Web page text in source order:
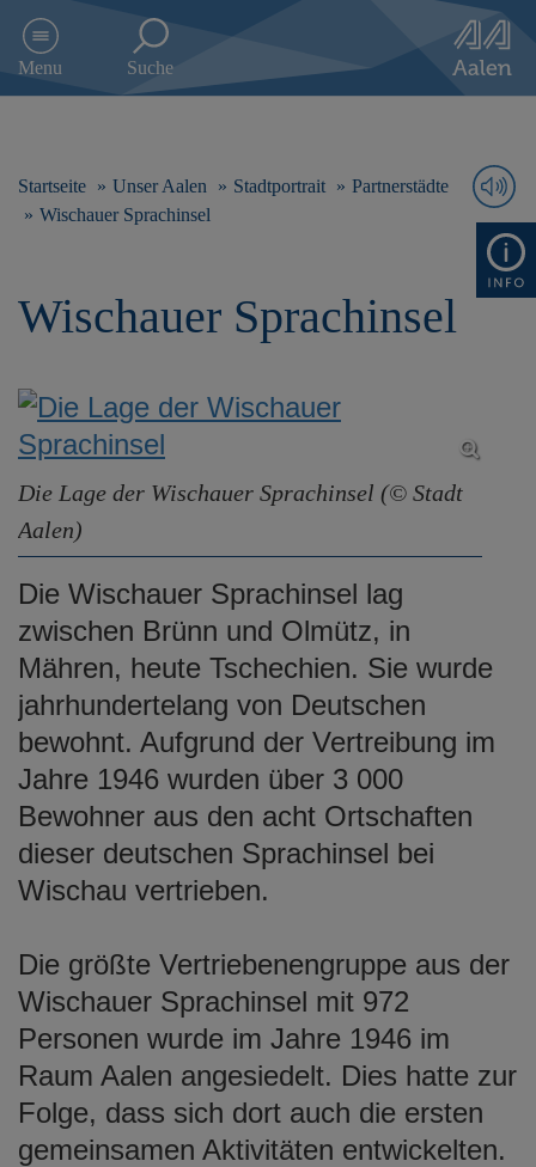
e
h
n
Menu Suche
Startseite Unser Aalen Stadtportrait
Partnerstädte
Wischauer Sprachinsel
Wischauer Sprachinsel
Die Lage der Wischauer Sprachinsel (© Stadt
Aalen)
Die Wischauer Sprachinsel lag
zwischen Brünn und Olmütz, in
Mähren, heute Tschechien. Sie wurde
jahrhundertelang von Deutschen
bewohnt. Aufgrund der Vertreibung im
Jahre 1946 wurden über 3 000
Bewohner aus den acht Ortschaften
dieser deutschen Sprachinsel bei
Wischau vertrieben.
Die größte Vertriebenengruppe aus der
Wischauer Sprachinsel mit 972
Personen wurde im Jahre 1946 im
Raum Aalen angesiedelt. Dies hatte zur
Folge, dass sich dort auch die ersten
gemeinsamen Aktivitäten entwickelten.